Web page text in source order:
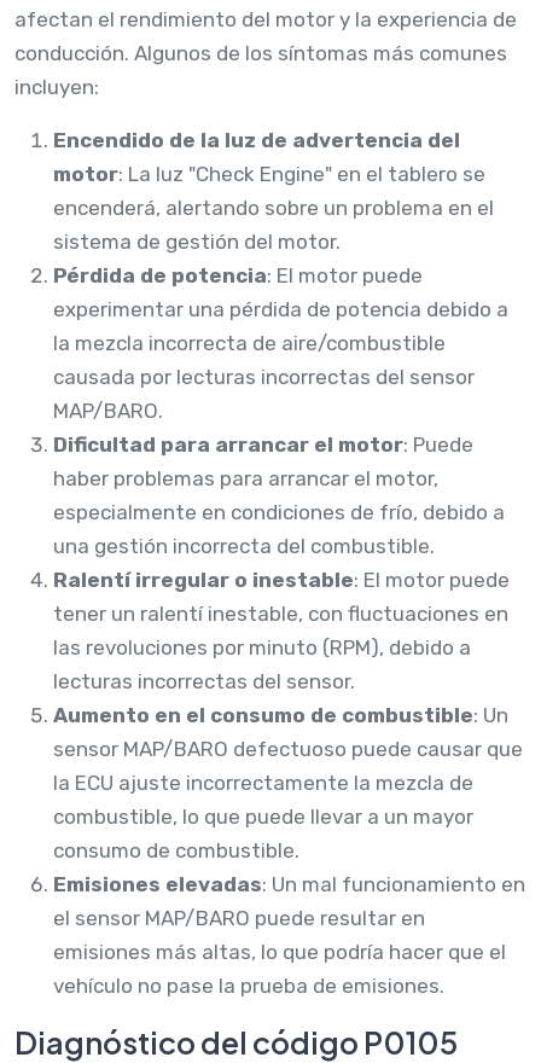
afectan el rendimiento del motor y la experiencia de
conducción. Algunos de los síntomas más comunes
incluyen:
Encendido de la luz de advertencia del
motor: La luz "Check Engine" en el tablero se
encenderá, alertando sobre un problema en el
sistema de gestión del motor.
Pérdida de potencia: El motor puede
experimentar una pérdida de potencia debido a
la mezcla incorrecta de aire/combustible
causada por lecturas incorrectas del sensor
MAP/BARO.
Dificultad para arrancar el motor: Puede
haber problemas para arrancar el motor,
especialmente en condiciones de frío, debido a
una gestión incorrecta del combustible.
Ralentí irregular o inestable: El motor puede
tener un ralentí inestable, con fluctuaciones en
las revoluciones por minuto (RPM), debido a
lecturas incorrectas del sensor.
Aumento en el consumo de combustible: Un
sensor MAP/BARO defectuoso puede causar que
la ECU ajuste incorrectamente la mezcla de
combustible, lo que puede llevar a un mayor
consumo de combustible.
Emisiones elevadas: Un mal funcionamiento en
el sensor MAP/BARO puede resultar en
emisiones más altas, lo que podría hacer que el
vehículo no pase la prueba de emisiones.
Diagnóstico del código P0105